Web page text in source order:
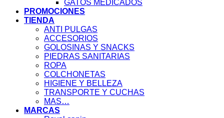
GATOS MEDICADOS
PROMOCIONES
TIENDA
ANTI PULGAS
ACCESORIOS
GOLOSINAS Y SNACKS
PIEDRAS SANITARIAS
ROPA
COLCHONETAS
HIGIENE Y BELLEZA
TRANSPORTE Y CUCHAS
MAS…
MARCAS